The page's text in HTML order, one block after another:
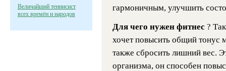
Величайший теннисист
всех времён и народов
гармоничным, улучшить
Для чего нужен фитнес ?
хочет повысить общий тонус
также сбросить лишний вес.
организма, он способен